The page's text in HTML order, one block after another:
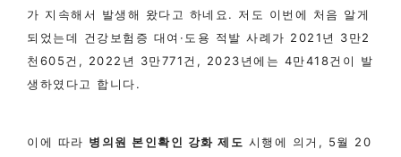
가 지속해서 발생해 왔다고 하네요. 저도 이번에 처음 알게
되었는데 건강보험증 대여·도용 적발 사례가 2021년 3만2
천605건, 2022년 3만771건, 2023년에는 4만418건이 발
생하였다고 합니다.
이에 따라 병의원 본인확인 강화 제도 시행에 의거, 5월 20